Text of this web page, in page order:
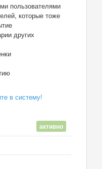
пользователями
которые тоже
других
в систему!
активно